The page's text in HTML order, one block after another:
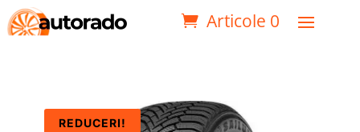
Articole 0
REDUCERI!